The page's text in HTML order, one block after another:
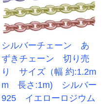
シルバーチェーン あ
ずきチェーン 切り売
り サイズ（幅 約:1.2m
m 長さ:1m) シルバー
925 イエローロジウム